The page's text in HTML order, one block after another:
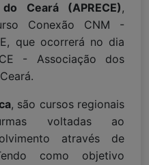
Ceará (APRECE),
Conexão CNM -
que ocorrerá no dia
- Associação dos
, são cursos regionais
voltadas ao
através de
como objetivo